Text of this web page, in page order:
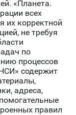
«Планета.
всех
их корректной
не требуя
по
процессов
содержит
адреса,
правил